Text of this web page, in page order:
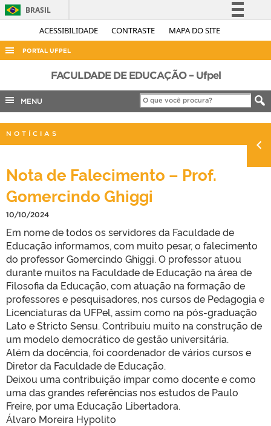
ACESSIBILIDADE CONTRASTE MAPA DO SITE
BRASIL
Simplifique!
Acesso à informação
Legislação
PORTAL UFPEL
ACESSO À INFORMAÇÃO
AUDITORIA
COBALTO
CONCURSOS
INTERNACIONAL
OUVIDORIA
PORTARIAS
TELEFONES
FACULDADE DE EDUCAÇÃO – Ufpel
MENU
NOTÍCIAS
Nota de Falecimento – Prof.
Gomercindo Ghiggi
10/10/2024
Em nome de todos os servidores da Faculdade de
Educação informamos, com muito pesar, o falecimento
do professor Gomercindo Ghiggi. O professor atuou
durante muitos na Faculdade de Educação na área de
Filosofia da Educação, com atuação na formação de
professores e pesquisadores, nos cursos de Pedagogia e
Licenciaturas da UFPel, assim como na pós-graduação
Lato e Stricto Sensu. Contribuiu muito na construção de
um modelo democrático de gestão universitária.
Além da docência, foi coordenador de vários cursos e
Diretor da Faculdade de Educação.
Deixou uma contribuição ímpar como docente e como
uma das grandes referências nos estudos de Paulo
Freire, por uma Educação Libertadora.
Álvaro Moreira Hypolito